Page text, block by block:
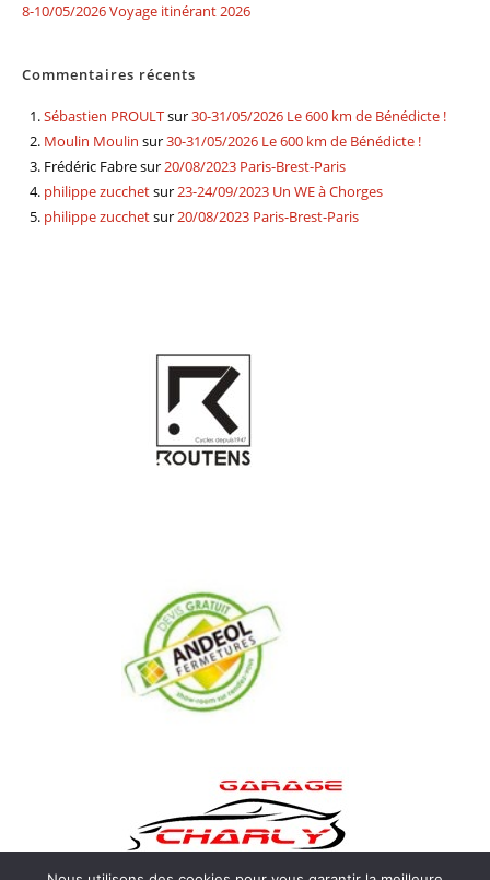
8-10/05/2026 Voyage itinérant 2026
Commentaires récents
Sébastien PROULTsur30-31/05/2026 Le 600 km de Bénédicte !
Moulin Moulin sur30-31/05/2026 Le 600 km de Bénédicte !
Frédéric Fabresur20/08/2023 Paris-Brest-Paris
philippe zucchetsur23-24/09/2023 Un WE à Chorges
philippe zucchetsur20/08/2023 Paris-Brest-Paris